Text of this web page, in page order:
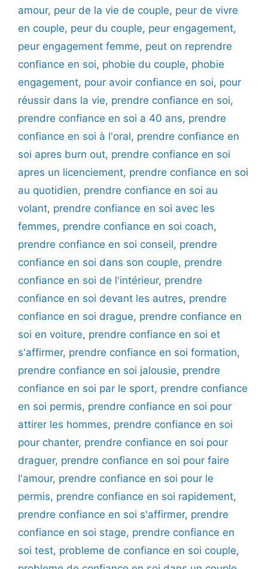
amour, peur de la vie de couple, peur de vivre
en couple, peur du couple, peur engagement,
peur engagement femme, peut on reprendre
confiance en soi, phobie du couple, phobie
engagement, pour avoir confiance en soi, pour
réussir dans la vie, prendre confiance en soi,
prendre confiance en soi a 40 ans, prendre
confiance en soi à l'oral, prendre confiance en
soi apres burn out, prendre confiance en soi
apres un licenciement, prendre confiance en soi
au quotidien, prendre confiance en soi au
volant, prendre confiance en soi avec les
femmes, prendre confiance en soi coach,
prendre confiance en soi conseil, prendre
confiance en soi dans son couple, prendre
confiance en soi de l'intérieur, prendre
confiance en soi devant les autres, prendre
confiance en soi drague, prendre confiance en
soi en voiture, prendre confiance en soi et
s'affirmer, prendre confiance en soi formation,
prendre confiance en soi jalousie, prendre
confiance en soi par le sport, prendre confiance
en soi permis, prendre confiance en soi pour
attirer les hommes, prendre confiance en soi
pour chanter, prendre confiance en soi pour
draguer, prendre confiance en soi pour faire
l'amour, prendre confiance en soi pour le
permis, prendre confiance en soi rapidement,
prendre confiance en soi s'affirmer, prendre
confiance en soi stage, prendre confiance en
soi test, probleme de confiance en soi couple,